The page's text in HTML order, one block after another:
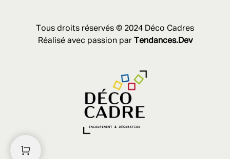
Tous droits réservés © 2024 Déco Cadres
Réalisé avec passion par
Tendances.Dev